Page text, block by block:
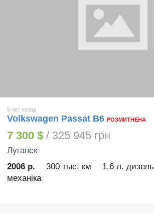
5 лет назад
Volkswagen Passat B6 РОЗМИТНЕНА
7 300 $ / 325 945 грн
Луганск
2006 р.
300 тыс. км 1.6 л. дизель
механіка